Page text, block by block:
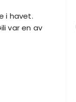
i havet.
var en av